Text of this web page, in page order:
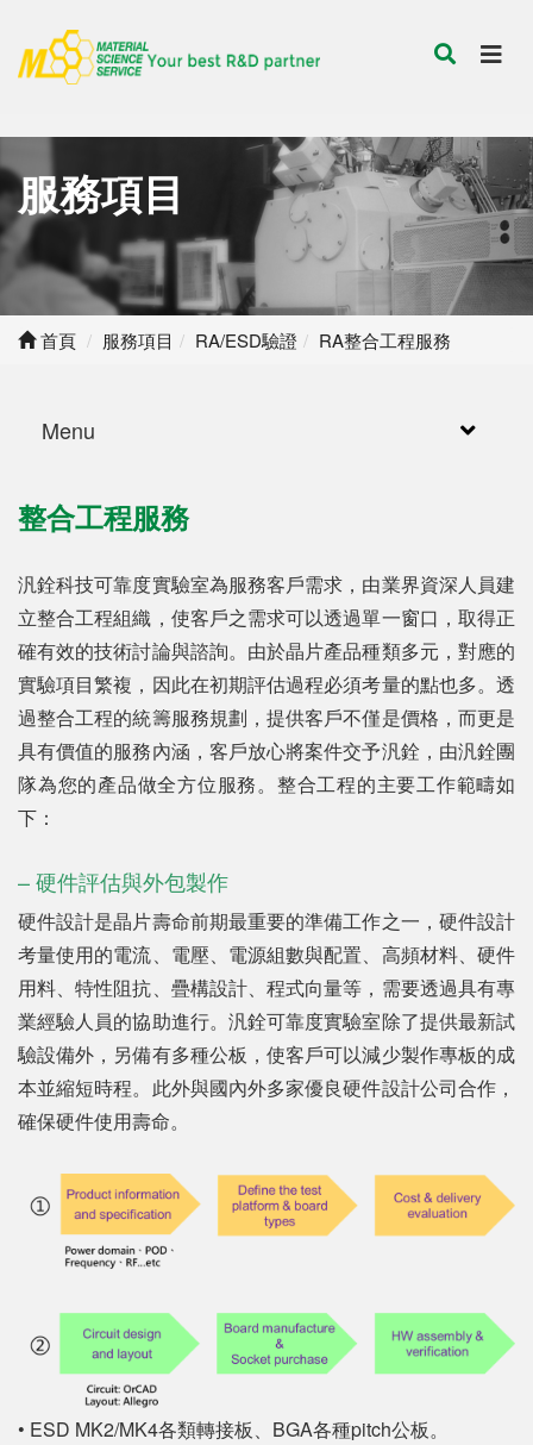
服務項目
首頁 服務項目 RA/ESD驗證 RA整合工程服務
Menu
整合工程服務
汎銓科技可靠度實驗室為服務客戶需求，由業界資深人員建
立整合工程組織，使客戶之需求可以透過單一窗口，取得正
確有效的技術討論與諮詢。由於晶片產品種類多元，對應的
實驗項目繁複，因此在初期評估過程必須考量的點也多。透
過整合工程的統籌服務規劃，提供客戶不僅是價格，而更是
具有價值的服務內涵，客戶放心將案件交予汎銓，由汎銓團
隊為您的產品做全方位服務。整合工程的主要工作範疇如
下：
– 硬件評估與外包製作
硬件設計是晶片壽命前期最重要的準備工作之一，硬件設計
考量使用的電流、電壓、電源組數與配置、高頻材料、硬件
用料、特性阻抗、疊構設計、程式向量等，需要透過具有專
業經驗人員的協助進行。汎銓可靠度實驗室除了提供最新試
驗設備外，另備有多種公板，使客戶可以減少製作專板的成
本並縮短時程。此外與國內外多家優良硬件設計公司合作，
確保硬件使用壽命。
• ESD MK2/MK4各類轉接板、BGA各種pitch公板。